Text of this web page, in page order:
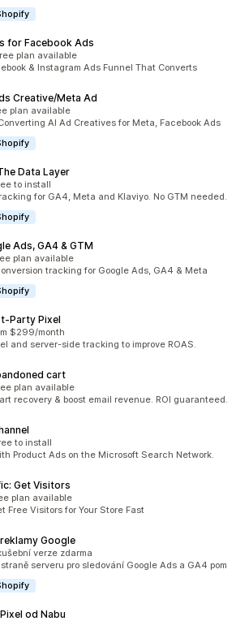
for Facebook Ads
recenzí: 298
plan available
& Instagram Ads Funnel That Converts
Creative/Meta Ad
recenzí: 47
plan available
AI Ad Creatives for Meta, Facebook Ads
Data Layer
123
to install
for GA4, Meta and Klaviyo. No GTM needed.
Ads, GA4 & GTM
recenzí: 137
plan available
tracking for Google Ads, GA4 & Meta
Pixel
recenzí: 79
$299/month
and server-side tracking to improve ROAS.
cart
recenzí: 152
plan available
recovery & boost email revenue. ROI guaranteed.
324
to install
Product Ads on the Microsoft Search Network.
Get Visitors
recenzí: 134
plan available
Free Visitors for Your Store Fast
Google
recenzí: 191verze zdarma
serveru pro sledování Google Ads a GA4 pom
od Nabu